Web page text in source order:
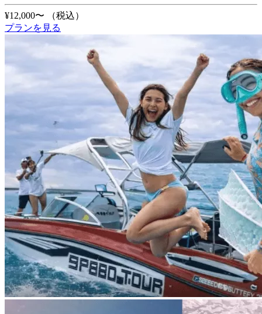
¥12,000〜
（税込）
プランを見る